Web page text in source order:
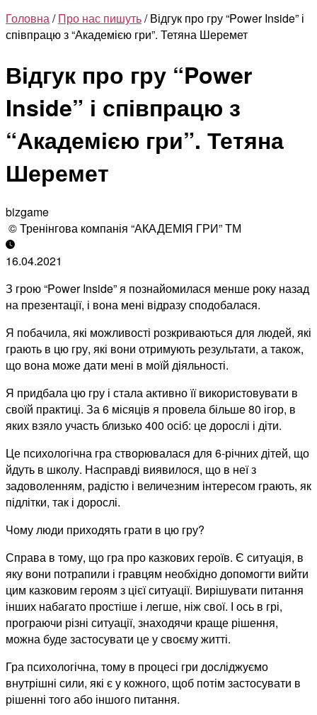
Головна/Про нас пишуть/ Відгук про гру “Power Inside” і
співпрацю з “Академією гри”. Тетяна Шеремет
Відгук про гру “Power
Inside” і співпрацю з
“Академією гри”. Тетяна
Шеремет
bizgame
© Тренінгова компанія “АКАДЕМІЯ ГРИ” ТМ
16.04.2021
З грою “Power Inside” я познайомилася менше року назад
на презентації, і вона мені відразу сподобалася.
Я побачила, які можливості розкриваються для людей, які
грають в цю гру, які вони отримують результати, а також,
що вона може дати мені в моїй діяльності.
Я придбала цю гру і стала активно її використовувати в
своїй практиці. За 6 місяців я провела більше 80 ігор, в
яких взяло участь близько 400 осіб: це дорослі і діти.
Це психологічна гра створювалася для 6-річних дітей, що
йдуть в школу. Насправді виявилося, що в неї з
задоволенням, радістю і величезним інтересом грають, як
підлітки, так і дорослі.
Чому люди приходять грати в цю гру?
Справа в тому, що гра про казкових героїв. Є ситуація, в
яку вони потрапили і гравцям необхідно допомогти вийти
цим казковим героям з цієї ситуації. Вирішувати питання
інших набагато простіше і легше, ніж свої. І ось в грі,
програючи різні ситуації, знаходячи краще рішення,
можна буде застосувати це у своєму житті.
Гра психологічна, тому в процесі гри досліджуємо
внутрішні сили, які є у кожного, щоб потім застосувати в
рішенні того або іншого питання.